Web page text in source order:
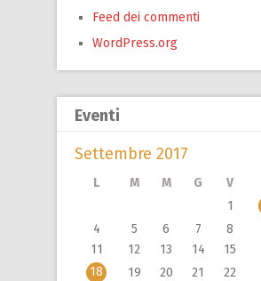
Feed dei commenti
WordPress.org
Eventi
Settembre 2017
L M M G V
1
4
5 6 7 8
11
12 13 14 15
18
19 20 21 22